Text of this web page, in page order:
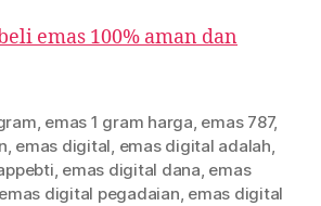
emas 100% aman dan
, emas 1 gram harga, emas 787,
, emas digital, emas digital adalah,
, emas digital dana, emas
emas digital pegadaian, emas digital